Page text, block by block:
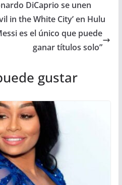
DiCaprio se unen
in the White City’ en Hulu
es el único que puede
ganar títulos solo”
gustar